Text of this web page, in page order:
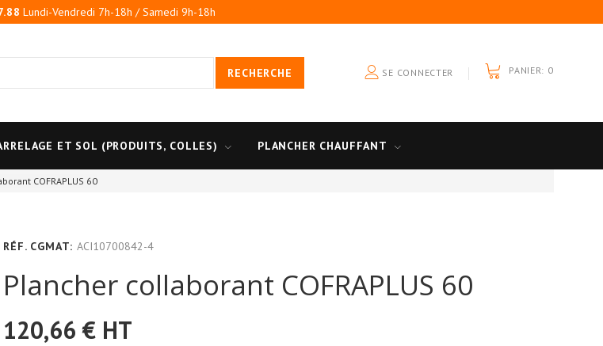
Lundi-Vendredi 7h-18h / Samedi 9h-18h
RECHERCHE SE CONNECTER PANIER: 0
ET SOL (PRODUITS, COLLES) PLANCHER CHAUFFANT
COFRAPLUS 60
RÉF. CGMAT: ACI10700842-4
Plancher collaborant COFRAPLUS 60
120,66 € HT